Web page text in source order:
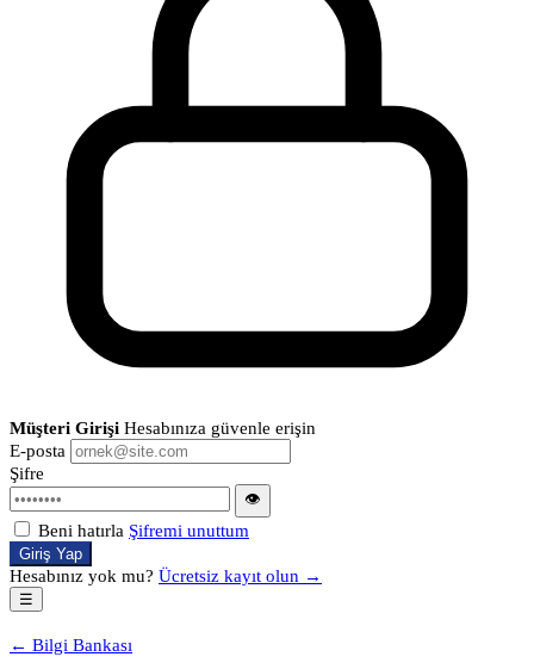
Müşteri Girişi Hesabınıza güvenle erişin
E-posta
Şifre
👁
Beni hatırla Şifremi unuttum
Giriş Yap
Hesabınız yok mu? Ücretsiz kayıt olun →
☰
← Bilgi Bankası